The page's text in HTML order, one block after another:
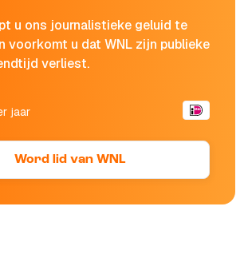
u ons journalistieke geluid te
voorkomt u dat WNL zijn publieke
verliest.
jaar
Word lid van WNL